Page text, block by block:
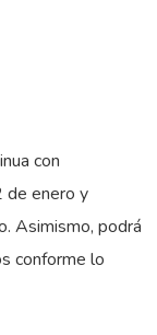
con
de enero y
Asimismo, podrá
conforme lo